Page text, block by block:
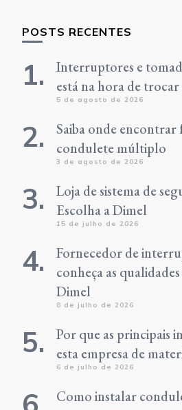
POSTS RECENTES
Interruptores e
está na hora de trocar
5 de agosto de 2026
Saiba onde
condulete múltiplo
3 de agosto de 2026
Loja de sistema de
Escolha a Dimel
15 de julho de 2026
Fornecedor de
conheça as
Dimel
8 de julho de 2026
Por que as principais
esta empresa de
6 de julho de 2026
Como instalar